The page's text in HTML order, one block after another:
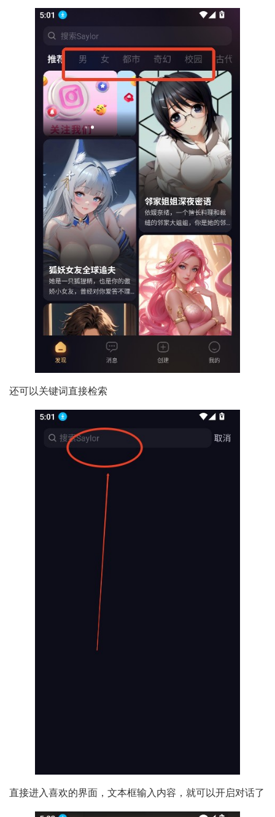
还可以关键词直接检索
直接进入喜欢的界面，文本框输入内容，就可以开启对话了